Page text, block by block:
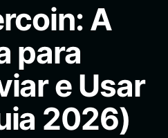
A
para
e Usar
2026)